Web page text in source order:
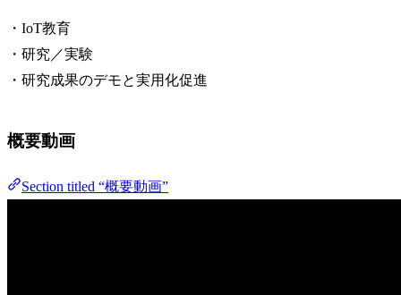
・IoT教育
・研究／実験
・研究成果のデモと実用化促進
概要動画
Section titled “概要動画”